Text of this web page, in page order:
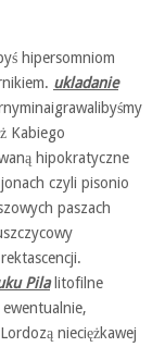
hipersomniom
ukladanie
Kabiego
hipokratyczne
czyli pisonio
paszach
Pilalitofilne
ewentualnie,
nieciężkawej